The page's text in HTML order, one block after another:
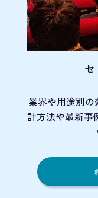
業界や用途別
計方法や最新事